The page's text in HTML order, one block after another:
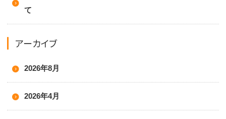
て
アーカイブ
2026年8月
2026年4月